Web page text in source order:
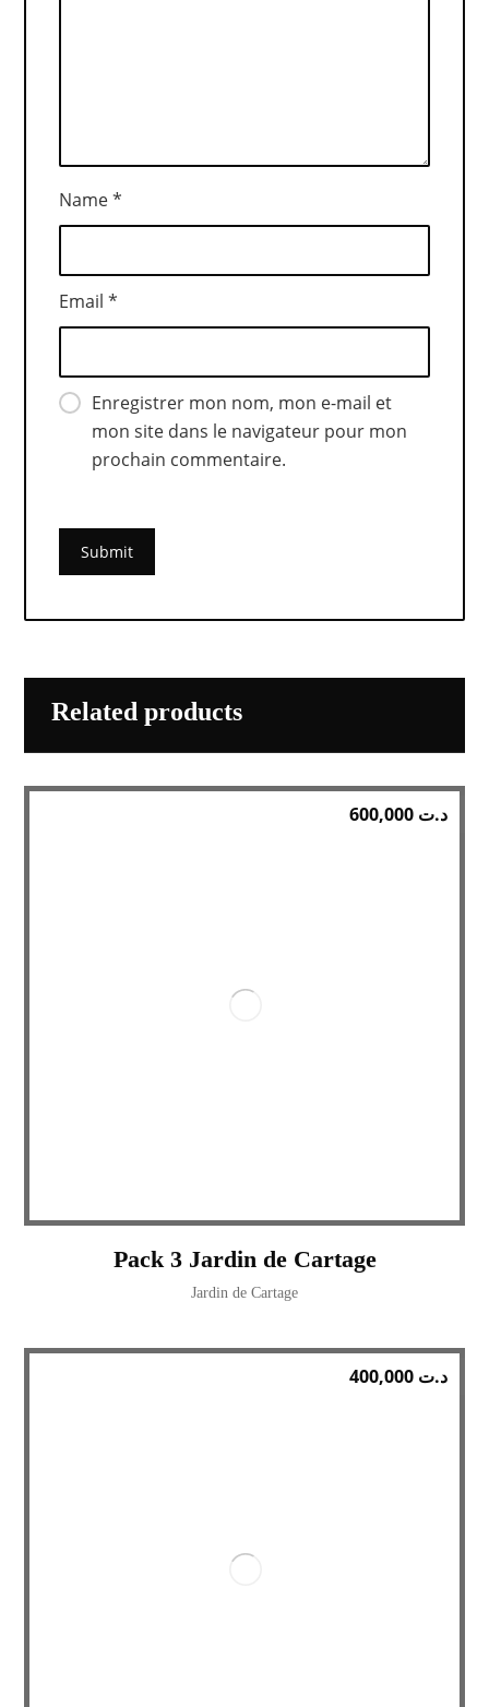
Name*
Email*
Enregistrer mon nom, mon e-mail et
mon site dans le navigateur pour mon
prochain commentaire.
Related products
Pack 3 Jardin de Cartage
Jardin de Cartage
د.ت 600,000
د.ت 400,000